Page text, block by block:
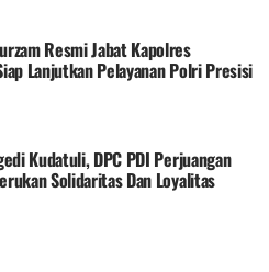
Resmi Jabat Kapolres
Lanjutkan Pelayanan Polri Presisi
Kudatuli, DPC PDI Perjuangan
Solidaritas Dan Loyalitas